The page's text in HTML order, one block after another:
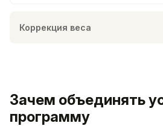
Коррекция веса
Зачем объединять
программу